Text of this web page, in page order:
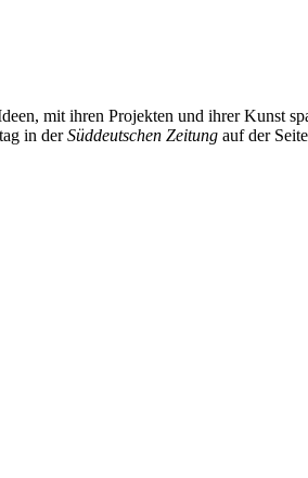
mit ihren Projekten und ihrer Kunst
in derSüddeutschen Zeitung auf der